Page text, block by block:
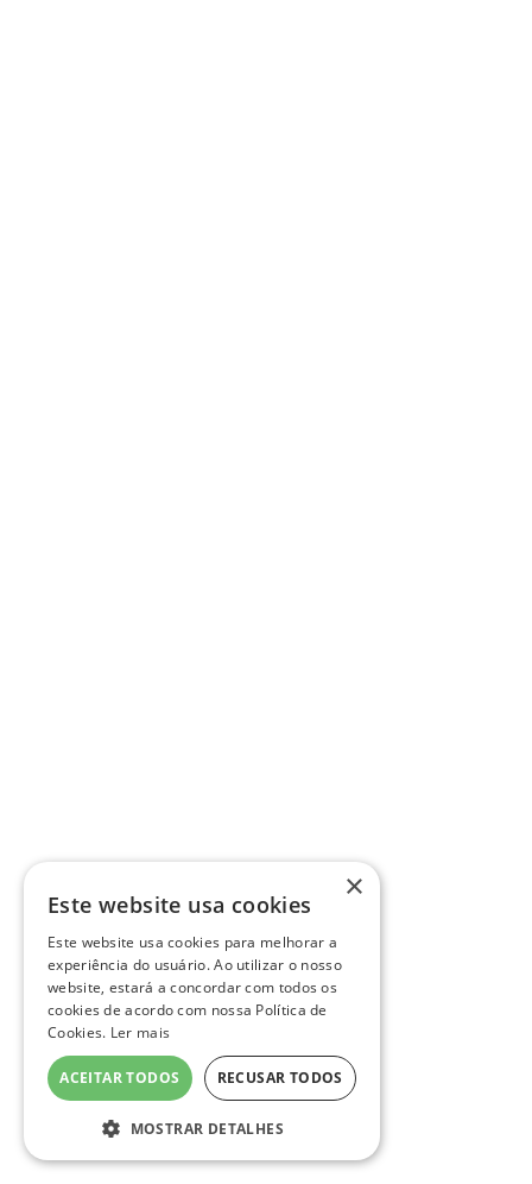
×
Este website usa cookies
Este website usa cookies para melhorar a
experiência do usuário. Ao utilizar o nosso
website, estará a concordar com todos os
cookies de acordo com nossa Política de
Cookies. Ler mais
ACEITAR TODOS RECUSAR TODOS
MOSTRAR DETALHES